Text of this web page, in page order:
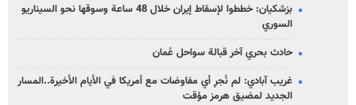
بزشكيان: خططوا لإسقاط إيران خلال 48 ساعة وسوقها نحو السيناريو
السوري
حادث بحري آخر قبالة سواحل عُمان
غريب آبادي: لم نُجرِ أي مفاوضات مع أمريكا في الأيام الأخيرة..المسار
الجديد لمضيق هرمز مؤقت